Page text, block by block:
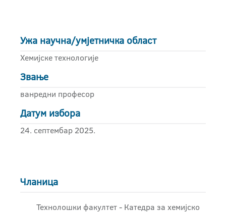
Ужа научна/умјетничка област
Хемијске технологије
Звање
ванредни професор
Датум избора
24. септембар 2025.
Чланица
Технолошки факултет - Катедра за хемијско